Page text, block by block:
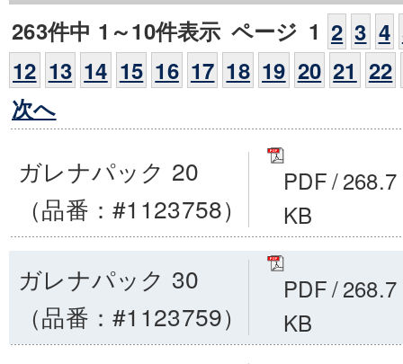
263件中 1～10件表示 ページ 1 2 3 4
12 13 14 15 16 17 18 19 20 21 22
次へ
ガレナパック 20
（品番：#1123758）
PDF/268.7
KB
ガレナパック 30
（品番：#1123759）
PDF/268.7
KB